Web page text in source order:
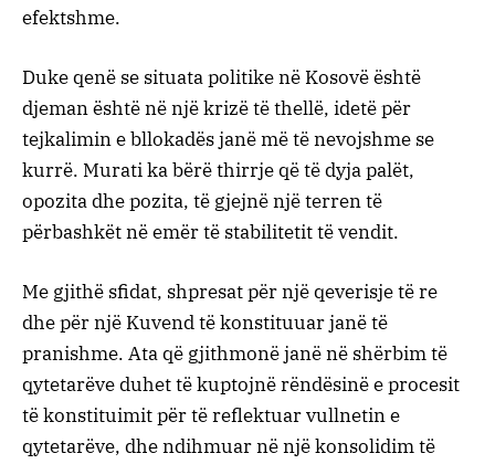
efektshme.
Duke qenë se situata politike në Kosovë është
djeman është në një krizë të thellë, idetë për
tejkalimin e bllokadës janë më të nevojshme se
kurrë. Murati ka bërë thirrje që të dyja palët,
opozita dhe pozita, të gjejnë një terren të
përbashkët në emër të stabilitetit të vendit.
Me gjithë sfidat, shpresat për një qeverisje të re
dhe për një Kuvend të konstituuar janë të
pranishme. Ata që gjithmonë janë në shërbim të
qytetarëve duhet të kuptojnë rëndësinë e procesit
të konstituimit për të reflektuar vullnetin e
qytetarëve, dhe ndihmuar në një konsolidim të